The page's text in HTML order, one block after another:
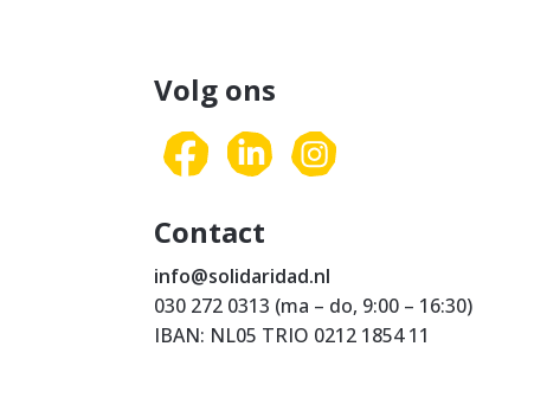
Volg ons
Contact
info@solidaridad.nl
030 272 0313 (ma – do, 9:00 – 16:30)
IBAN: NL05 TRIO 0212 1854 11